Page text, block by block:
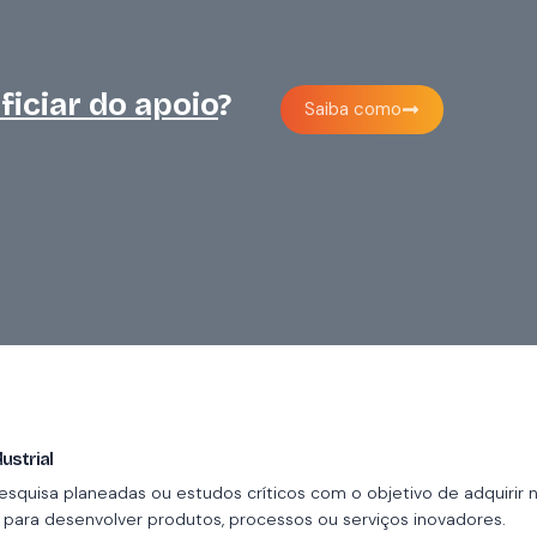
do apoio? Saiba como
planeadas ou estudos críticos com o objetivo de adquirir
desenvolver produtos, processos ou serviços inovadores.